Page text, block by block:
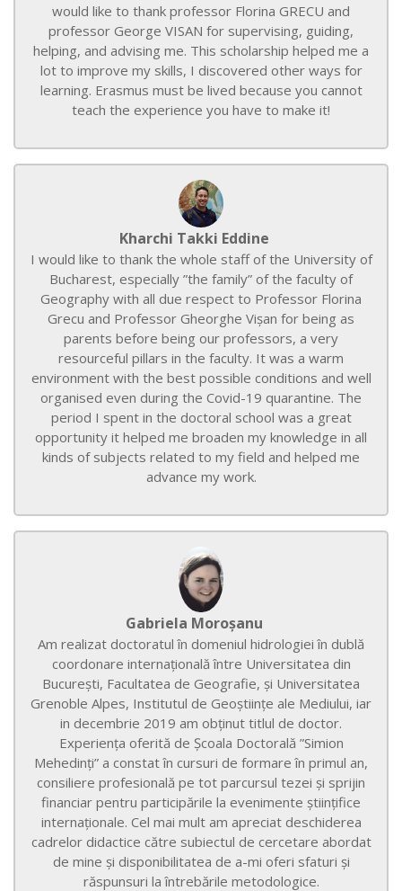
would like to thank professor Florina GRECU and
professor George VISAN for supervising, guiding,
helping, and advising me. This scholarship helped me a
lot to improve my skills, I discovered other ways for
learning. Erasmus must be lived because you cannot
teach the experience you have to make it!
Kharchi Takki Eddine
I would like to thank the whole staff of the University of
Bucharest, especially ”the family” of the faculty of
Geography with all due respect to Professor Florina
Grecu and Professor Gheorghe Vișan for being as
parents before being our professors, a very
resourceful pillars in the faculty. It was a warm
environment with the best possible conditions and well
organised even during the Covid-19 quarantine. The
period I spent in the doctoral school was a great
opportunity it helped me broaden my knowledge in all
kinds of subjects related to my field and helped me
advance my work.
Gabriela Moroșanu
Am realizat doctoratul în domeniul hidrologiei în dublă
coordonare internațională între Universitatea din
București, Facultatea de Geografie, și Universitatea
Grenoble Alpes, Institutul de Geoștiințe ale Mediului, iar
in decembrie 2019 am obținut titlul de doctor.
Experiența oferită de Școala Doctorală ”Simion
Mehedinți” a constat în cursuri de formare în primul an,
consiliere profesională pe tot parcursul tezei și sprijin
financiar pentru participările la evenimente științifice
internaționale. Cel mai mult am apreciat deschiderea
cadrelor didactice către subiectul de cercetare abordat
de mine și disponibilitatea de a-mi oferi sfaturi și
răspunsuri la întrebările metodologice.